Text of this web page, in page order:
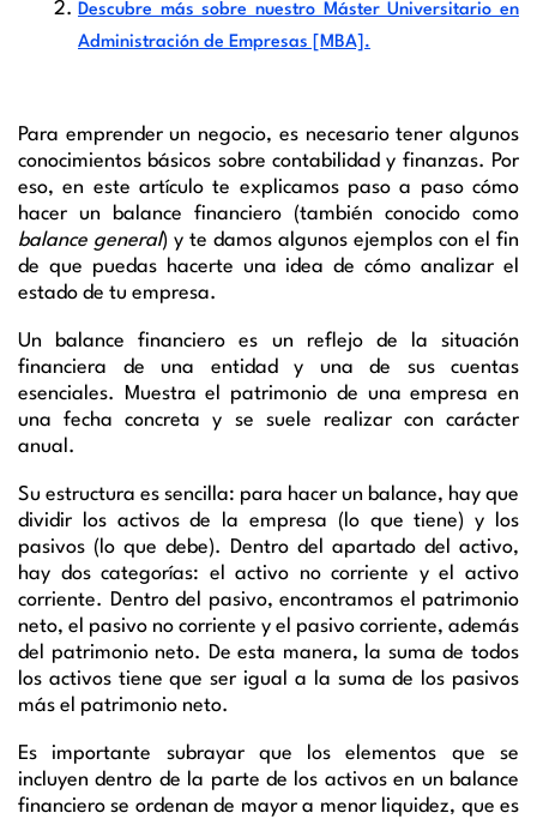
Descubre más sobre nuestro Máster Universitario en
Administración de Empresas [MBA].
Para emprender un negocio, es necesario tener algunos
conocimientos básicos sobre contabilidad y finanzas. Por
eso, en este artículo te explicamos paso a paso cómo
hacer un balance financiero (también conocido como
balance general) y te damos algunos ejemplos con el fin
de que puedas hacerte una idea de cómo analizar el
estado de tu empresa.
Un balance financiero es un reflejo de la situación
financiera de una entidad y una de sus cuentas
esenciales. Muestra el patrimonio de una empresa en
una fecha concreta y se suele realizar con carácter
anual.
Su estructura es sencilla: para hacer un balance, hay que
dividir los activos de la empresa (lo que tiene) y los
pasivos (lo que debe). Dentro del apartado del activo,
hay dos categorías: el activo no corriente y el activo
corriente. Dentro del pasivo, encontramos el patrimonio
neto, el pasivo no corriente y el pasivo corriente, además
del patrimonio neto. De esta manera, la suma de todos
los activos tiene que ser igual a la suma de los pasivos
más el patrimonio neto.
Es importante subrayar que los elementos que se
incluyen dentro de la parte de los activos en un balance
financiero se ordenan de mayor a menor liquidez, que es